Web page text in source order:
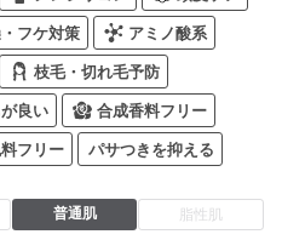
フケ対策 アミノ酸系
枝毛・切れ毛予防
良い 合成香料フリー
フリー パサつきを抑える
普通肌 脂性肌